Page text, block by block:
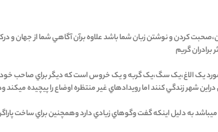
کردن و نوشتن زبان شما باشد علاوه برآن آگاهي شما از جهان
شاعرانه در مورد يک الاغ،يک سگ،يک گربه و يک خروس است که ديگر
شهر زندگي کنند اما رويدادهاي غير منتظره اوضاع را پيچيده
ميباشد به دليل اينکه گفت وگوهاي زيادي دارد وهمچنين براي ساخت